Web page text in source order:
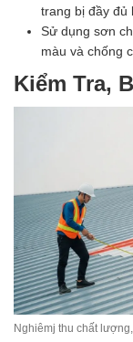
trang bị đầy đủ
Sử dụng sơn
màu và chống
Kiểm Tra,
Nghiêmj thu chất